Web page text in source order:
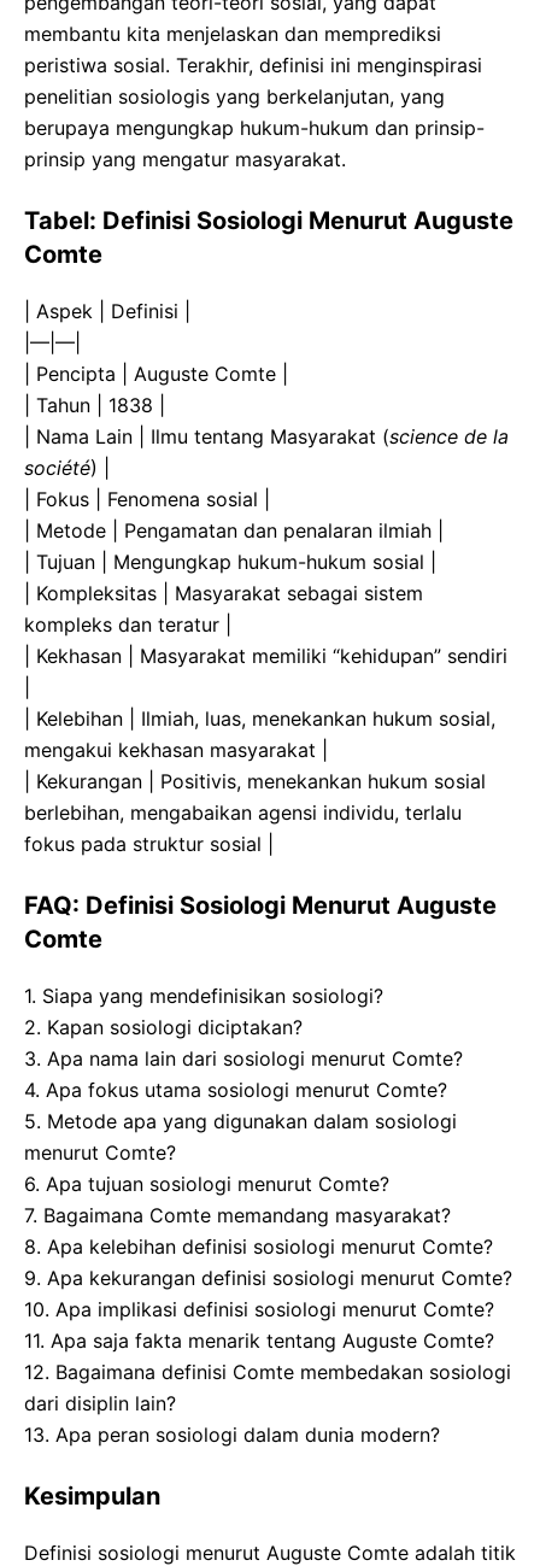
membantu kita menjelaskan dan memprediksi
peristiwa sosial. Terakhir, definisi ini menginspirasi
penelitian sosiologis yang berkelanjutan, yang
berupaya mengungkap hukum-hukum dan prinsip-
prinsip yang mengatur masyarakat.
Tabel: Definisi Sosiologi Menurut Auguste
Comte
| Aspek | Definisi |
|—|—|
| Pencipta | Auguste Comte |
| Tahun | 1838 |
| Nama Lain | Ilmu tentang Masyarakat (science de la
société) |
| Fokus | Fenomena sosial |
| Metode | Pengamatan dan penalaran ilmiah |
| Tujuan | Mengungkap hukum-hukum sosial |
| Kompleksitas | Masyarakat sebagai sistem
kompleks dan teratur |
| Kekhasan | Masyarakat memiliki “kehidupan” sendiri
| Kelebihan | Ilmiah, luas, menekankan hukum sosial,
mengakui kekhasan masyarakat |
| Kekurangan | Positivis, menekankan hukum sosial
berlebihan, mengabaikan agensi individu, terlalu
fokus pada struktur sosial |
FAQ: Definisi Sosiologi Menurut Auguste
Comte
1. Siapa yang mendefinisikan sosiologi?
2. Kapan sosiologi diciptakan?
3. Apa nama lain dari sosiologi menurut Comte?
4. Apa fokus utama sosiologi menurut Comte?
5. Metode apa yang digunakan dalam sosiologi
menurut Comte?
6. Apa tujuan sosiologi menurut Comte?
7. Bagaimana Comte memandang masyarakat?
8. Apa kelebihan definisi sosiologi menurut Comte?
9. Apa kekurangan definisi sosiologi menurut Comte?
10. Apa implikasi definisi sosiologi menurut Comte?
11. Apa saja fakta menarik tentang Auguste Comte?
12. Bagaimana definisi Comte membedakan sosiologi
dari disiplin lain?
13. Apa peran sosiologi dalam dunia modern?
Kesimpulan
Definisi sosiologi menurut Auguste Comte adalah titik